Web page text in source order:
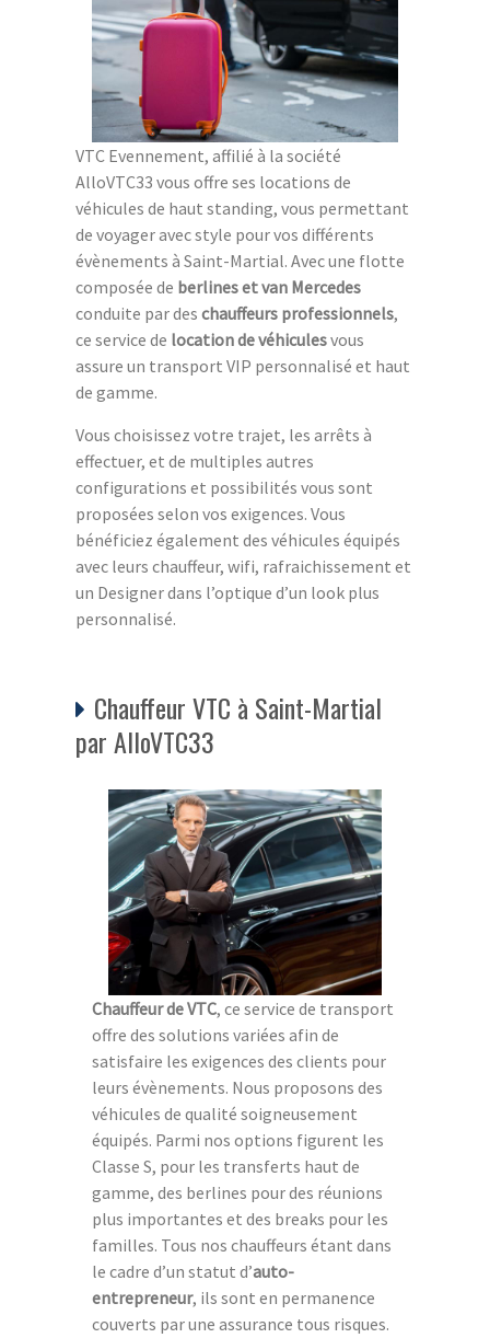
VTC Evennement, affilié à la société
AlloVTC33 vous offre ses locations de
véhicules de haut standing, vous permettant
de voyager avec style pour vos différents
évènements à Saint-Martial. Avec une flotte
composée de berlines et van Mercedes
conduite par des chauffeurs professionnels,
ce service de location de véhiculesvous
assure un transport VIP personnalisé et haut
de gamme.
Vous choisissez votre trajet, les arrêts à
effectuer, et de multiples autres
configurations et possibilités vous sont
proposées selon vos exigences. Vous
bénéficiez également des véhicules équipés
avec leurs chauffeur, wifi, rafraichissement et
un Designer dans l’optique d’un look plus
personnalisé.
Chauffeur VTC à Saint-Martial
par AlloVTC33
Chauffeur de VTC, ce service de transport
offre des solutions variées afin de
satisfaire les exigences des clients pour
leurs évènements. Nous proposons des
véhicules de qualité soigneusement
équipés. Parmi nos options figurent les
Classe S, pour les transferts haut de
gamme, des berlines pour des réunions
plus importantes et des breaks pour les
familles. Tous nos chauffeurs étant dans
le cadre d’un statut d’auto-
entrepreneur, ils sont en permanence
couverts par une assurance tous risques.